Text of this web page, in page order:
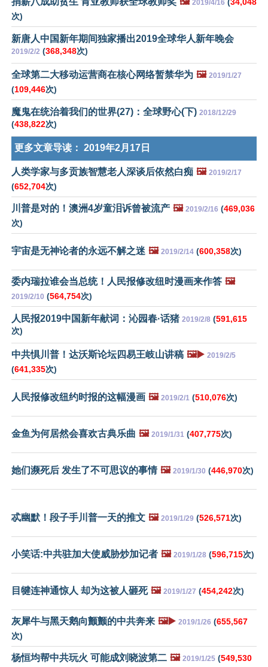
2019/4/16
次)
新唐人中国新年期间独家播出2019全球华人新年晚会
2019/2/2 (368,348次)
全球第二大移动运营商在核心网络暂禁华为 🖼️ 2019/1/27
(109,446次)
魔鬼在统治着我们的世界(27)：全球野心(下) 2018/12/29
(438,822次)
更多文章导读： 2019年2月17日
人类学家与多贡族智慧老人深谈后依然白痴 🖼️ 2019/2/17
(652,704次)
川普是对的！澳洲4岁童泪诉曾被流产 🖼️ 2019/2/16 (469,036
次)
宇宙是无神论者的永远不解之迷 🖼️ 2019/2/14 (600,358次)
委内瑞拉谁会当总统！人民报修改纽时漫画来作答 🖼️
2019/2/10 (564,754次)
人民报2019中国新年献词：沁园春·话猪 2019/2/8 (591,615
次)
中共惧川普！达沃斯论坛四易王岐山讲稿 🖼️▶️ 2019/2/5
(641,335次)
人民报修改纽约时报的这幅漫画 🖼️ 2019/2/1 (510,076次)
金鱼为何居然会喜欢古典乐曲 🖼️ 2019/1/31 (407,775次)
她们濒死后 发生了不可思议的事情 🖼️ 2019/1/30 (446,970次)
忒幽默！段子手川普一天的推文 🖼️ 2019/1/29 (526,571次)
小笑话:中共驻加大使威胁炒加记者 🖼️ 2019/1/28 (596,715次)
目犍连神通惊人 却为这被人砸死 🖼️ 2019/1/27 (454,242次)
灰犀牛与黑天鹅向颤颤的中共奔来 🖼️▶️ 2019/1/26 (655,567
次)
杨恒均帮中共玩火 可能成刘晓波第二 🖼️ 2019/1/25 (549,530